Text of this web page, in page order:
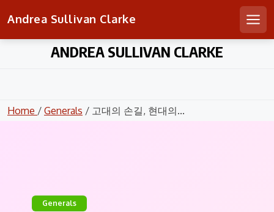
Andrea Sullivan Clarke
ANDREA SULLIVAN CLARKE
Home / Generals / 고대의 손길, 현대의...
Generals